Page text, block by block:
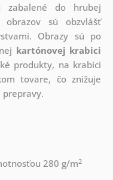
zabalené do hrubej
sú obzvlášť
Obrazy sú po
kartónovej krabici
produkty, na krabici
tovare, čo znižuje
prepravy.
280 g/m2